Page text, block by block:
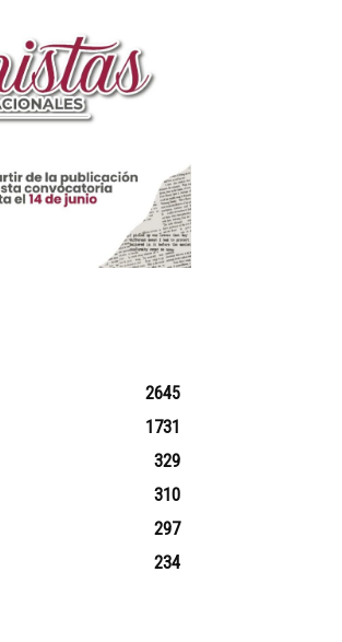
2645
1731
329
310
297
234